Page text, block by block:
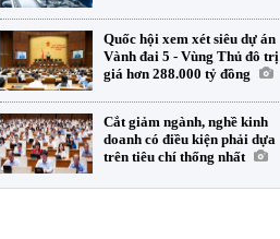
Quốc hội xem xét siêu dự án
Vành đai 5 - Vùng Thủ đô trị
giá hơn 288.000 tỷ đồng
Cắt giảm ngành, nghề kinh
doanh có điều kiện phải dựa
trên tiêu chí thống nhất